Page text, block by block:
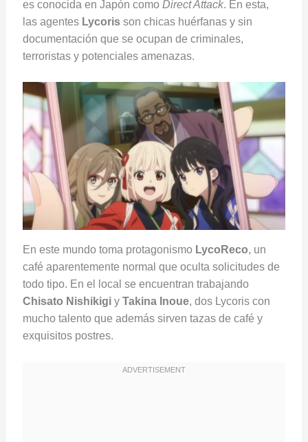
es conocida en Japón como Direct Attack. En esta,
las agentes Lycorisson chicas huérfanas y sin
documentación que se ocupan de criminales,
terroristas y potenciales amenazas.
En este mundo toma protagonismo LycoReco, un
café aparentemente normal que oculta solicitudes de
todo tipo. En el local se encuentran trabajando
Chisato Nishikigi y Takina Inoue, dos Lycoris con
mucho talento que además sirven tazas de café y
exquisitos postres.